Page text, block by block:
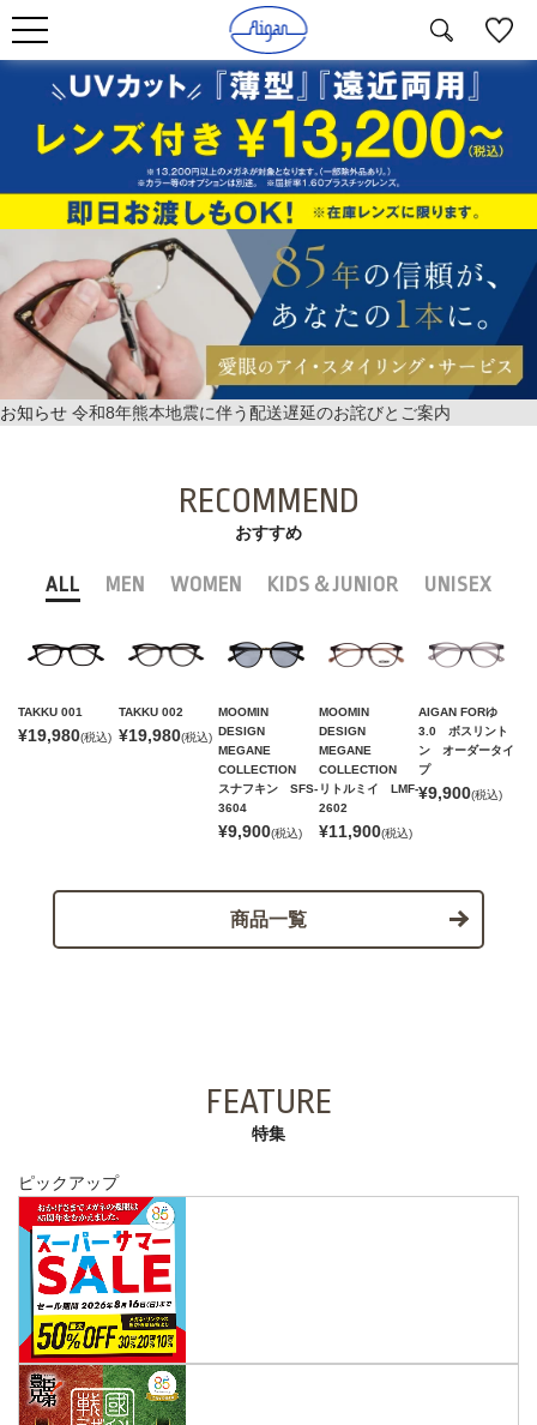
お知らせ 令和8年熊本地震に伴う配送遅延のお詫びとご案内
RECOMMEND
おすすめ
ALL MEN WOMEN KIDS＆JUNIOR UNISEX
TAKKU 001
¥19,980(税込)
TAKKU 002
¥19,980(税込)
MOOMIN
DESIGN
MEGANE
COLLECTION
スナフキン SFS-
3604
¥9,900(税込)
MOOMIN
DESIGN
MEGANE
COLLECTION
リトルミイ LMF-
2602
¥11,900(税込)
AIGAN FORゆ
3.0 ボスリント
ン オーダータイ
プ
¥9,900(税込)
商品一覧
FEATURE
特集
ピックアップ